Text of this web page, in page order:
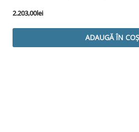
2.203,00lei
ADAUGĂ ÎN COȘ